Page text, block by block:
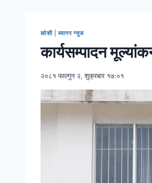
कोशी| ब्यानर न्युज
कार्यसम्पादन
२०८१ फाल्गुन २, शुक्रबार १७:०१